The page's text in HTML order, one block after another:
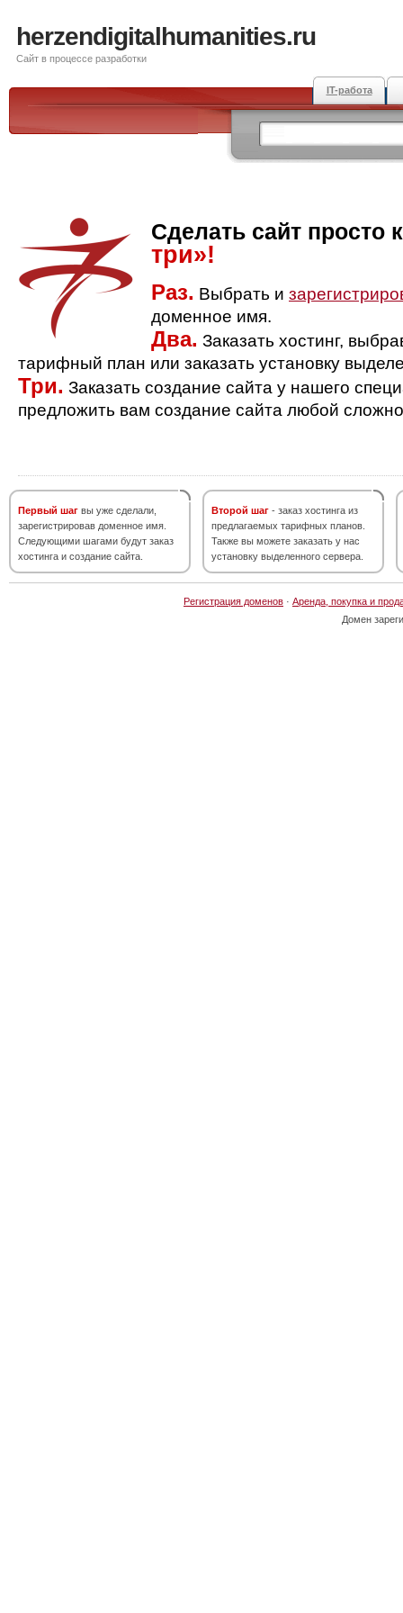
herzendigitalhumanities.ru
Сайт в процессе разработки
IT-работа
Сделать сайт просто
три»!
Раз. Выбрать и
доменное имя.
Два. Заказать хостинг,
тарифный план или заказать установку
Три. Заказать создание сайта у нашего
предложить вам создание сайта любой
Первый шаг вы уже сделали,
зарегистрировав доменное имя.
Следующими шагами будут заказ
хостинга и создание сайта.
Второй шаг - заказ хостинга из
предлагаемых тарифных планов.
Также вы можете заказать у нас
установку выделенного сервера.
Регистрация доменов · Аренда, покупка и
Домен